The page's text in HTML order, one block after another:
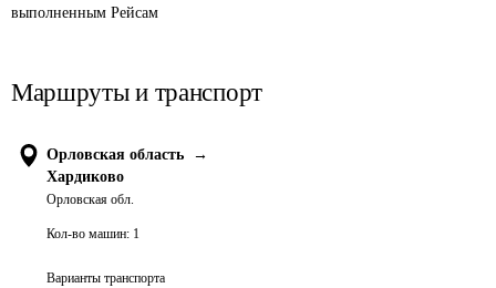
выполненным Рейсам
Маршруты и транспорт
Орловская область
→
Хардиково
Орловская обл.
Кол-во машин: 1
Варианты транспорта